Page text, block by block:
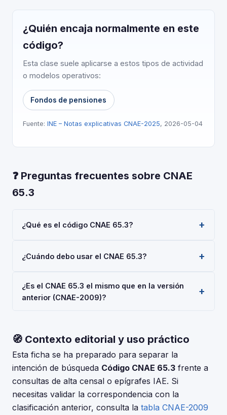
¿Quién encaja normalmente en este
código?
Esta clase suele aplicarse a estos tipos de actividad
o modelos operativos:
Fondos de pensiones
Fuente: INE – Notas explicativas CNAE-2025, 2026-05-04
❓ Preguntas frecuentes sobre CNAE
65.3
¿Qué es el código CNAE 65.3?
pensiones', según la Clasificación Nacional de
por Real Decreto 10/2025. Es un código de nivel
'Grupo' usado en registros oficiales en España.
¿Cuándo debo usar el CNAE 65.3?
'Fondos de pensiones'. Deberás indicarlo al darte de
alta en la Seguridad Social (RETA), al registrar una
¿Es el CNAE 65.3 el mismo que en la versión
anterior (CNAE-2009)?
para verificar si el código 65.3 tuvo modificaciones. El
periodo de adaptación fue hasta el 30 de junio de
2025.
🧭 Contexto editorial y uso práctico
Esta ficha se ha preparado para separar la
intención de búsqueda Código CNAE 65.3 frente a
consultas de alta censal o epígrafes IAE. Si
necesitas validar la correspondencia con la
clasificación anterior, consulta la tabla CNAE-2009